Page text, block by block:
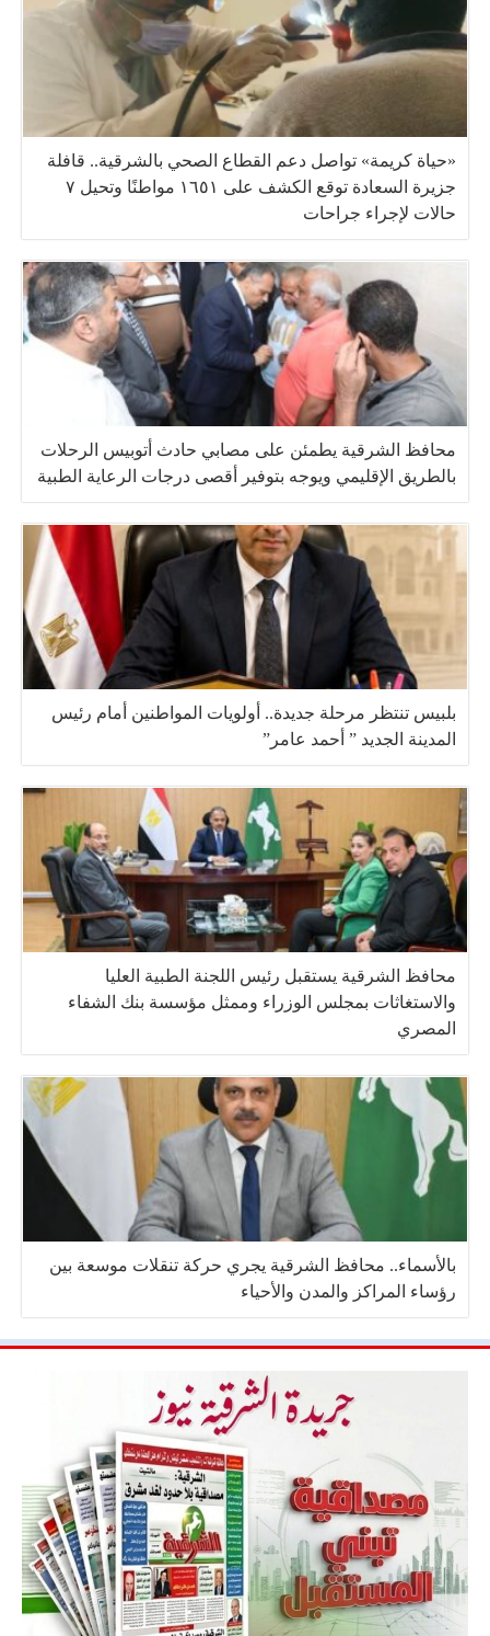
«حياة كريمة» تواصل دعم القطاع الصحي بالشرقية.. قافلة
جزيرة السعادة توقع الكشف على ١٦٥١ مواطنًا وتحيل ٧
حالات لإجراء جراحات
محافظ الشرقية يطمئن على مصابي حادث أتوبيس الرحلات
بالطريق الإقليمي ويوجه بتوفير أقصى درجات الرعاية الطبية
بلبيس تنتظر مرحلة جديدة.. أولويات المواطنين أمام رئيس
المدينة الجديد ” أحمد عامر”
محافظ الشرقية يستقبل رئيس اللجنة الطبية العليا
والاستغاثات بمجلس الوزراء وممثل مؤسسة بنك الشفاء
المصري
بالأسماء.. محافظ الشرقية يجري حركة تنقلات موسعة بين
رؤساء المراكز والمدن والأحياء